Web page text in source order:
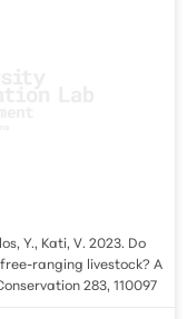
Y., Kati, V. 2023. Do
ranging livestock? A
283, 110097